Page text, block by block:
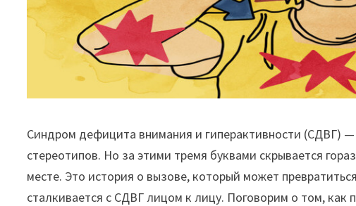
Синдром дефицита внимания и гиперактивности (СДВГ)
стереотипов. Но за этими тремя буквами скрывается
месте. Это история о вызове, который может
сталкивается с СДВГ лицом к лицу. Поговорим о том,